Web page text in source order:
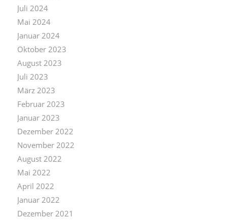
Juli 2024
Mai 2024
Januar 2024
Oktober 2023
August 2023
Juli 2023
März 2023
Februar 2023
Januar 2023
Dezember 2022
November 2022
August 2022
Mai 2022
April 2022
Januar 2022
Dezember 2021